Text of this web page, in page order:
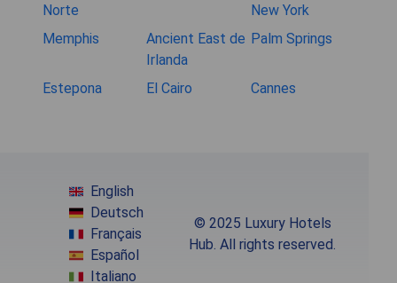
Norte
New York
Memphis
Ancient East de
Irlanda
Palm Springs
Estepona El Cairo Cannes
English
Deutsch
Français
Español
Italiano
© 2025 Luxury Hotels
Hub. All rights reserved.